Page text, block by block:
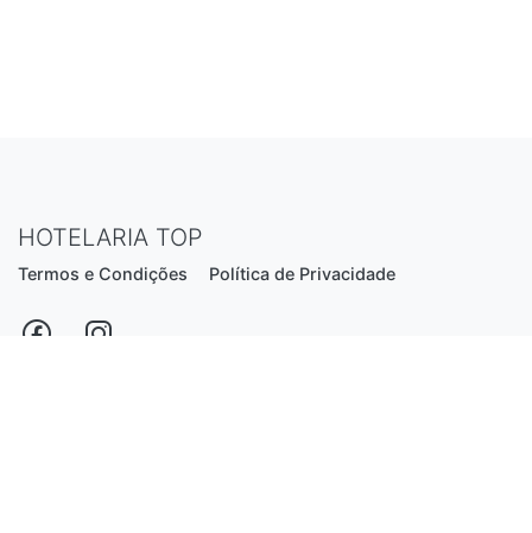
HOTELARIA TOP
Termos e Condições Política de Privacidade